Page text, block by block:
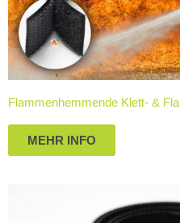
Flammenhemmende Klett- &
MEHR INFO